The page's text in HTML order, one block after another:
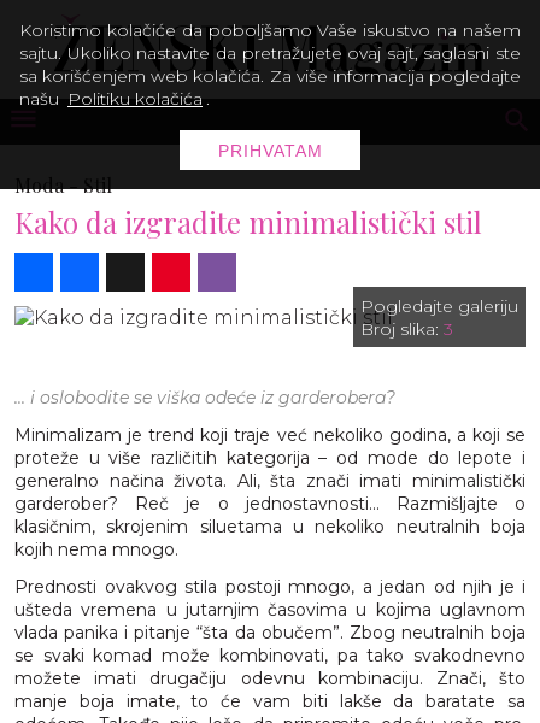
Moda -Stil
Kako da izgradite minimalistički stil
Pogledajte galeriju
Broj slika: 3
... i oslobodite se viška odeće iz garderobera?
Minimalizam je trend koji traje već nekoliko godina, a koji se
proteže u više različitih kategorija – od mode do lepote i
generalno načina života. Ali, šta znači imati minimalistički
garderober? Reč je o jednostavnosti... Razmišljajte o
klasičnim, skrojenim siluetama u nekoliko neutralnih boja
kojih nema mnogo.
Prednosti ovakvog stila postoji mnogo, a jedan od njih je i
ušteda vremena u jutarnjim časovima u kojima uglavnom
vlada panika i pitanje “šta da obučem”. Zbog neutralnih boja
se svaki komad može kombinovati, pa tako svakodnevno
možete imati drugačiju odevnu kombinaciju. Znači, što
manje boja imate, to će vam biti lakše da baratate sa
Koristimo kolačiće da poboljšamo Vaše iskustvo na našem
sajtu. Ukoliko nastavite da pretražujete ovaj sajt, saglasni ste
sa korišćenjem web kolačića. Za više informacija pogledajte
našu Politiku kolačića .
PRIHVATAM